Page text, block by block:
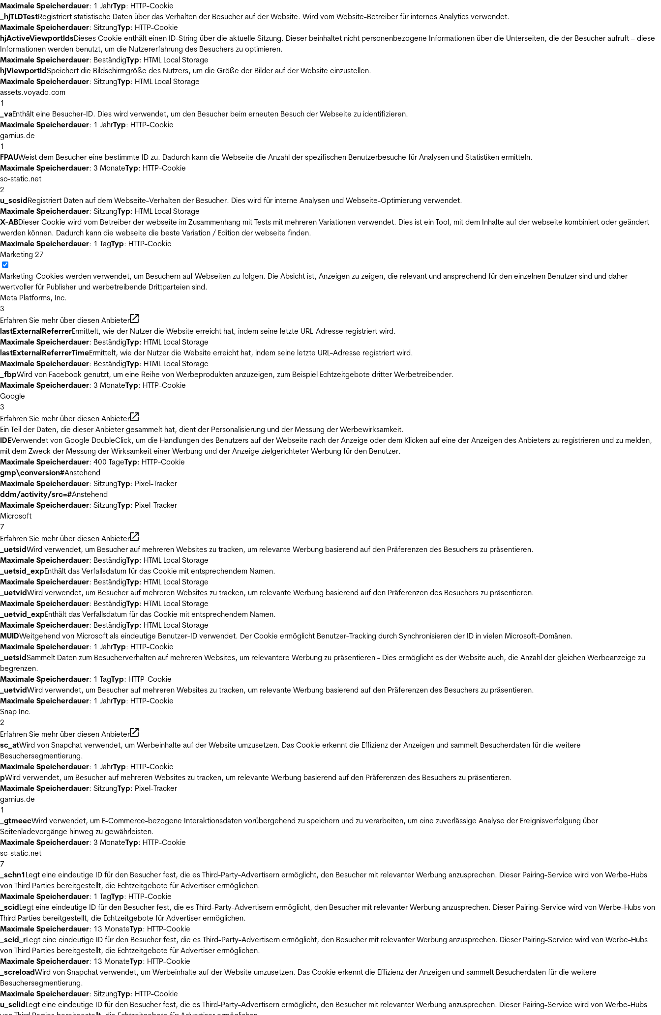
Maximale Speicherdauer: 1 JahrTyp: HTTP-Cookie
_hjTLDTestRegistriert statistische Daten über das Verhalten der Besucher auf der Website. Wird vom Website-Betreiber für internes Analytics verwendet.
Maximale Speicherdauer: SitzungTyp: HTTP-Cookie
hjActiveViewportIdsDieses Cookie enthält einen ID-String über die aktuelle Sitzung. Dieser beinhaltet nicht personenbezogene Informationen über die Unterseiten, die der Besucher aufruft – diese
Informationen werden benutzt, um die Nutzererfahrung des Besuchers zu optimieren.
Maximale Speicherdauer: BeständigTyp: HTML Local Storage
hjViewportIdSpeichert die Bildschirmgröße des Nutzers, um die Größe der Bilder auf der Website einzustellen.
Maximale Speicherdauer: SitzungTyp: HTML Local Storage
assets.voyado.com
1
_vaEnthält eine Besucher-ID. Dies wird verwendet, um den Besucher beim erneuten Besuch der Webseite zu identifizieren.
Maximale Speicherdauer: 1 JahrTyp: HTTP-Cookie
garnius.de
1
FPAUWeist dem Besucher eine bestimmte ID zu. Dadurch kann die Webseite die Anzahl der spezifischen Benutzerbesuche für Analysen und Statistiken ermitteln.
Maximale Speicherdauer: 3 MonateTyp: HTTP-Cookie
sc-static.net
2
u_scsidRegistriert Daten auf dem Webseite-Verhalten der Besucher. Dies wird für interne Analysen und Webseite-Optimierung verwendet.
Maximale Speicherdauer: SitzungTyp: HTML Local Storage
X-ABDieser Cookie wird vom Betreiber der webseite im Zusammenhang mit Tests mit mehreren Variationen verwendet. Dies ist ein Tool, mit dem Inhalte auf der webseite kombiniert oder geändert
werden können. Dadurch kann die webseite die beste Variation / Edition der webseite finden.
Maximale Speicherdauer: 1 TagTyp: HTTP-Cookie
Marketing 27
Marketing-Cookies werden verwendet, um Besuchern auf Webseiten zu folgen. Die Absicht ist, Anzeigen zu zeigen, die relevant und ansprechend für den einzelnen Benutzer sind und daher
wertvoller für Publisher und werbetreibende Drittparteien sind.
Meta Platforms, Inc.
3
Erfahren Sie mehr über diesen Anbieter
lastExternalReferrerErmittelt, wie der Nutzer die Website erreicht hat, indem seine letzte URL-Adresse registriert wird.
Maximale Speicherdauer: BeständigTyp: HTML Local Storage
lastExternalReferrerTimeErmittelt, wie der Nutzer die Website erreicht hat, indem seine letzte URL-Adresse registriert wird.
Maximale Speicherdauer: BeständigTyp: HTML Local Storage
_fbpWird von Facebook genutzt, um eine Reihe von Werbeprodukten anzuzeigen, zum Beispiel Echtzeitgebote dritter Werbetreibender.
Maximale Speicherdauer: 3 MonateTyp: HTTP-Cookie
Google
3
Erfahren Sie mehr über diesen Anbieter
Ein Teil der Daten, die dieser Anbieter gesammelt hat, dient der Personalisierung und der Messung der Werbewirksamkeit.
IDEVerwendet von Google DoubleClick, um die Handlungen des Benutzers auf der Webseite nach der Anzeige oder dem Klicken auf eine der Anzeigen des Anbieters zu registrieren und zu melden,
mit dem Zweck der Messung der Wirksamkeit einer Werbung und der Anzeige zielgerichteter Werbung für den Benutzer.
Maximale Speicherdauer: 400 TageTyp: HTTP-Cookie
gmp\conversion#Anstehend
Maximale Speicherdauer: SitzungTyp: Pixel-Tracker
ddm/activity/src=#Anstehend
Maximale Speicherdauer: SitzungTyp: Pixel-Tracker
Microsoft
7
Erfahren Sie mehr über diesen Anbieter
_uetsidWird verwendet, um Besucher auf mehreren Websites zu tracken, um relevante Werbung basierend auf den Präferenzen des Besuchers zu präsentieren.
Maximale Speicherdauer: BeständigTyp: HTML Local Storage
_uetsid_expEnthält das Verfallsdatum für das Cookie mit entsprechendem Namen.
Maximale Speicherdauer: BeständigTyp: HTML Local Storage
_uetvidWird verwendet, um Besucher auf mehreren Websites zu tracken, um relevante Werbung basierend auf den Präferenzen des Besuchers zu präsentieren.
Maximale Speicherdauer: BeständigTyp: HTML Local Storage
_uetvid_expEnthält das Verfallsdatum für das Cookie mit entsprechendem Namen.
Maximale Speicherdauer: BeständigTyp: HTML Local Storage
MUIDWeitgehend von Microsoft als eindeutige Benutzer-ID verwendet. Der Cookie ermöglicht Benutzer-Tracking durch Synchronisieren der ID in vielen Microsoft-Domänen.
Maximale Speicherdauer: 1 JahrTyp: HTTP-Cookie
_uetsidSammelt Daten zum Besucherverhalten auf mehreren Websites, um relevantere Werbung zu präsentieren - Dies ermöglicht es der Website auch, die Anzahl der gleichen Werbeanzeige zu
begrenzen.
Maximale Speicherdauer: 1 TagTyp: HTTP-Cookie
_uetvidWird verwendet, um Besucher auf mehreren Websites zu tracken, um relevante Werbung basierend auf den Präferenzen des Besuchers zu präsentieren.
Maximale Speicherdauer: 1 JahrTyp: HTTP-Cookie
Snap Inc.
2
Erfahren Sie mehr über diesen Anbieter
sc_atWird von Snapchat verwendet, um Werbeinhalte auf der Website umzusetzen. Das Cookie erkennt die Effizienz der Anzeigen und sammelt Besucherdaten für die weitere
Besuchersegmentierung.
Maximale Speicherdauer: 1 JahrTyp: HTTP-Cookie
pWird verwendet, um Besucher auf mehreren Websites zu tracken, um relevante Werbung basierend auf den Präferenzen des Besuchers zu präsentieren.
Maximale Speicherdauer: SitzungTyp: Pixel-Tracker
garnius.de
1
_gtmeecWird verwendet, um E-Commerce-bezogene Interaktionsdaten vorübergehend zu speichern und zu verarbeiten, um eine zuverlässige Analyse der Ereignisverfolgung über
Seitenladevorgänge hinweg zu gewährleisten.
Maximale Speicherdauer: 3 MonateTyp: HTTP-Cookie
sc-static.net
7
_schn1Legt eine eindeutige ID für den Besucher fest, die es Third-Party-Advertisern ermöglicht, den Besucher mit relevanter Werbung anzusprechen. Dieser Pairing-Service wird von Werbe-Hubs
von Third Parties bereitgestellt, die Echtzeitgebote für Advertiser ermöglichen.
Maximale Speicherdauer: 1 TagTyp: HTTP-Cookie
_scidLegt eine eindeutige ID für den Besucher fest, die es Third-Party-Advertisern ermöglicht, den Besucher mit relevanter Werbung anzusprechen. Dieser Pairing-Service wird von Werbe-Hubs von
Third Parties bereitgestellt, die Echtzeitgebote für Advertiser ermöglichen.
Maximale Speicherdauer: 13 MonateTyp: HTTP-Cookie
_scid_rLegt eine eindeutige ID für den Besucher fest, die es Third-Party-Advertisern ermöglicht, den Besucher mit relevanter Werbung anzusprechen. Dieser Pairing-Service wird von Werbe-Hubs
von Third Parties bereitgestellt, die Echtzeitgebote für Advertiser ermöglichen.
Maximale Speicherdauer: 13 MonateTyp: HTTP-Cookie
_screloadWird von Snapchat verwendet, um Werbeinhalte auf der Website umzusetzen. Das Cookie erkennt die Effizienz der Anzeigen und sammelt Besucherdaten für die weitere
Besuchersegmentierung.
Maximale Speicherdauer: SitzungTyp: HTTP-Cookie
u_sclidLegt eine eindeutige ID für den Besucher fest, die es Third-Party-Advertisern ermöglicht, den Besucher mit relevanter Werbung anzusprechen. Dieser Pairing-Service wird von Werbe-Hubs